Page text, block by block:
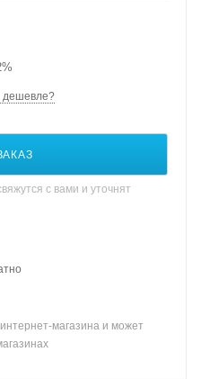
с вами и уточнят
магазина и может